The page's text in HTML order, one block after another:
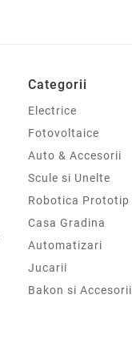
Categorii
Electrice
Fotovoltaice
Auto & Accesorii
Scule si Unelte
Robotica Prototip
Casa Gradina
Automatizari
Jucarii
Bakon si Accesorii